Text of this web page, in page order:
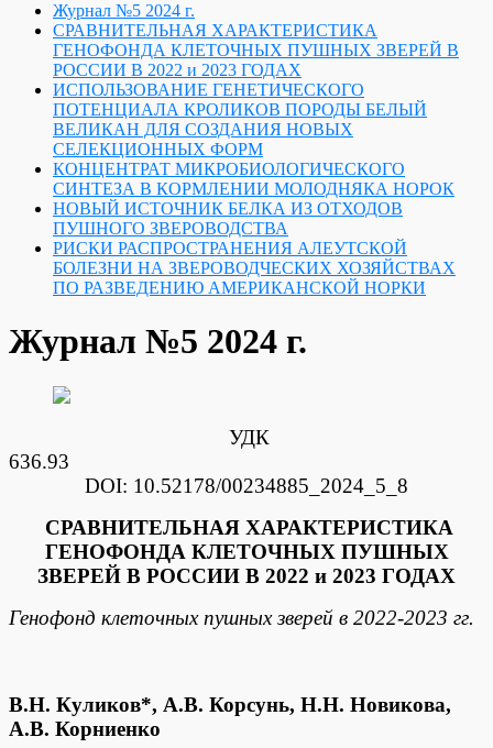
Журнал №5 2024 г.
СРАВНИТЕЛЬНАЯ ХАРАКТЕРИСТИКА
ГЕНОФОНДА КЛЕТОЧНЫХ ПУШНЫХ ЗВЕРЕЙ В
РОССИИ В 2022 и 2023 ГОДАХ
ИСПОЛЬЗОВАНИЕ ГЕНЕТИЧЕСКОГО
ПОТЕНЦИАЛА КРОЛИКОВ ПОРОДЫ БЕЛЫЙ
ВЕЛИКАН ДЛЯ СОЗДАНИЯ НОВЫХ
СЕЛЕКЦИОННЫХ ФОРМ
КОНЦЕНТРАТ МИКРОБИОЛОГИЧЕСКОГО
СИНТЕЗА В КОРМЛЕНИИ МОЛОДНЯКА НОРОК
НОВЫЙ ИСТОЧНИК БЕЛКА ИЗ ОТХОДОВ
ПУШНОГО ЗВЕРОВОДСТВА
РИСКИ РАСПРОСТРАНЕНИЯ АЛЕУТСКОЙ
БОЛЕЗНИ НА ЗВЕРОВОДЧЕСКИХ ХОЗЯЙСТВАХ
ПО РАЗВЕДЕНИЮ АМЕРИКАНСКОЙ НОРКИ
Журнал №5 2024 г.
УДК
DOI: 10.52178/00234885_2024_5_8
СРАВНИТЕЛЬНАЯ ХАРАКТЕРИСТИКА
ГЕНОФОНДА КЛЕТОЧНЫХ ПУШНЫХ
ЗВЕРЕЙ В РОССИИ В 2022 и 2023 ГОДАХ
Генофонд клеточных пушных зверей в 2022-2023 гг.
В.Н. Куликов*, А.В. Корсунь, Н.Н. Новикова,
А.В. Корниенко